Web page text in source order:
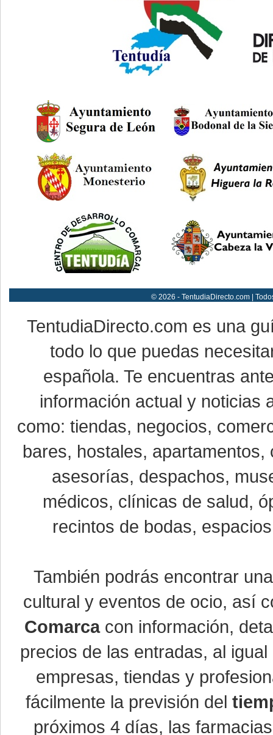
© 2026 - TentudiaDirecto.com |
TentudiaDirecto.com es una
todo lo que puedas
española. Te encuentras
información actual y noticias
como: tiendas, negocios,
bares, hostales,
asesorías, despachos,
médicos, clínicas de salud,
recintos de bodas,
También podrás encontrar
cultural y eventos de ocio, así
Comarcacon información,
precios de las entradas, al
empresas, tiendas y
fácilmente la previsión del
próximos 4 días, las